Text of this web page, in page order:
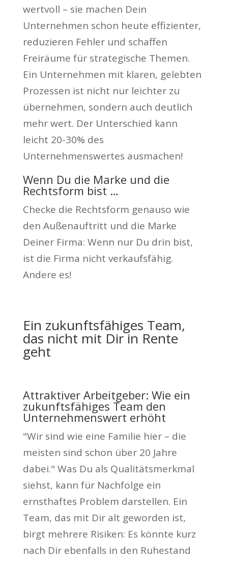
wertvoll – sie machen Dein
Unternehmen schon heute effizienter,
reduzieren Fehler und schaffen
Freiräume für strategische Themen.
Ein Unternehmen mit klaren, gelebten
Prozessen ist nicht nur leichter zu
übernehmen, sondern auch deutlich
mehr wert. Der Unterschied kann
leicht 20-30% des
Unternehmenswertes ausmachen!
Wenn Du die Marke und die
Rechtsform bist …
Checke die Rechtsform genauso wie
den Außenauftritt und die Marke
Deiner Firma: Wenn nur Du drin bist,
ist die Firma nicht verkaufsfähig.
Andere es!
Ein zukunftsfähiges Team,
das nicht mit Dir in Rente
geht
Attraktiver Arbeitgeber: Wie ein
zukunftsfähiges Team den
Unternehmenswert erhöht
"Wir sind wie eine Familie hier – die
meisten sind schon über 20 Jahre
dabei." Was Du als Qualitätsmerkmal
siehst, kann für Nachfolge ein
ernsthaftes Problem darstellen. Ein
Team, das mit Dir alt geworden ist,
birgt mehrere Risiken: Es könnte kurz
nach Dir ebenfalls in den Ruhestand